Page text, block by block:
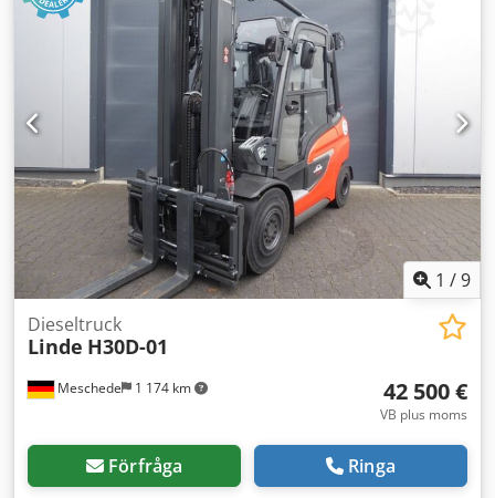
R Tkwsvsrf Drivmotor effekt [kW]: 1,1 kW Cylinder material:
nitrerad Elektriska anslutningsvärden: 3 / N / PE
Nätspänning [V]: 400 V vid 50 Hz Styrspänning [V]: 24 V
Keramiska värmeband [W]: 1200 W Antal värmeband: 3
Max. kapacitet: ca 5 kg/h Max. bearbetningstemperatur
[°C]: 300
1 /9
Meschede 1 174 km
Dieseltruck
Linde H30D-01
42 500 €
VB plus moms
Förfråga Ringa